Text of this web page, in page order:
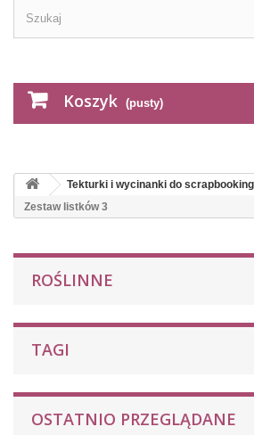
Koszyk (pusty)
Tekturki i wycinanki do
Zestaw listków 3
ROŚLINNE
TAGI
OSTATNIO PRZEGLĄDANE